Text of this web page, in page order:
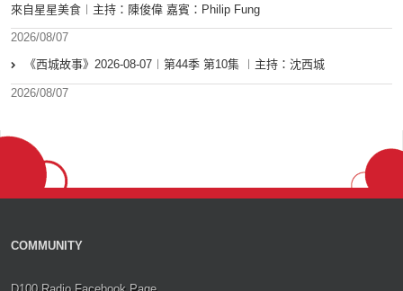
來自星星美食︱主持：陳俊偉 嘉賓：Philip Fung
2026/08/07
《西城故事》2026-08-07︱第44季 第10集 ︱主持：沈西城
2026/08/07
COMMUNITY